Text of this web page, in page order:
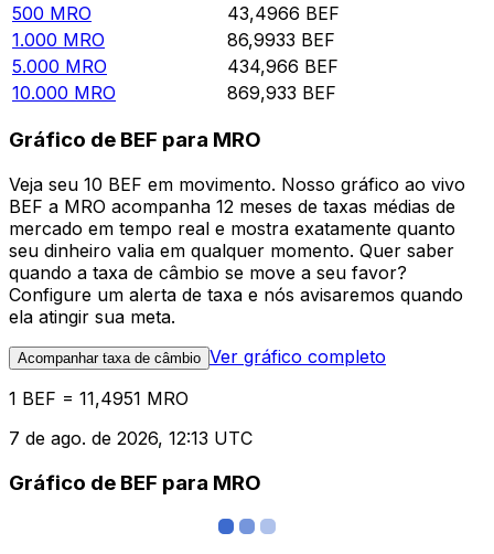
500 MRO 43,4966 BEF
1.000 MRO 86,9933 BEF
5.000 MRO 434,966 BEF
10.000 MRO 869,933 BEF
Gráfico de BEF para MRO
Veja seu 10 BEF em movimento. Nosso gráfico ao vivo
BEF a MRO acompanha 12 meses de taxas médias de
mercado em tempo real e mostra exatamente quanto
seu dinheiro valia em qualquer momento. Quer saber
quando a taxa de câmbio se move a seu favor?
Configure um alerta de taxa e nós avisaremos quando
ela atingir sua meta.
Acompanhar taxa de câmbio Ver gráfico completo
1 BEF = 11,4951 MRO
7 de ago. de 2026, 12:13 UTC
Gráfico de BEF para MRO